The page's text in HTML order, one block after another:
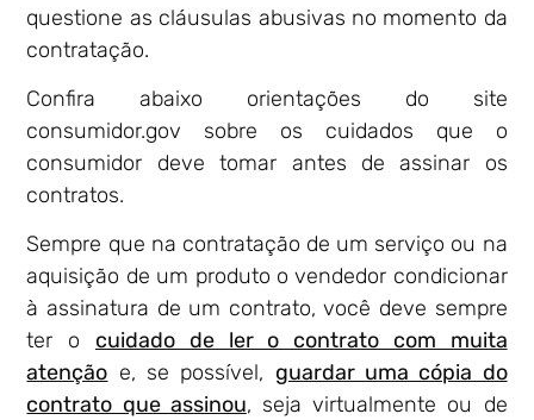
questione as cláusulas abusivas no momento da
contratação.
Confira abaixo orientações do site
consumidor.gov sobre os cuidados que o
consumidor deve tomar antes de assinar os
contratos.
Sempre que na contratação de um serviço ou na
aquisição de um produto o vendedor condicionar
à assinatura de um contrato, você deve sempre
ter o cuidado de ler o contrato com muita
atenção e, se possível, guardar uma cópia do
contrato que assinou, seja virtualmente ou de